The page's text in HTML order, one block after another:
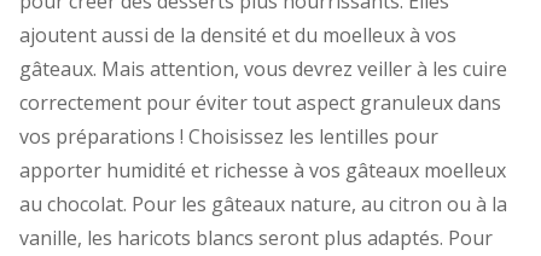
ajoutent aussi de la densité et du moelleux à vos
gâteaux. Mais attention, vous devrez veiller à les cuire
correctement pour éviter tout aspect granuleux dans
vos préparations ! Choisissez les lentilles pour
apporter humidité et richesse à vos gâteaux moelleux
au chocolat. Pour les gâteaux nature, au citron ou à la
vanille, les haricots blancs seront plus adaptés. Pour